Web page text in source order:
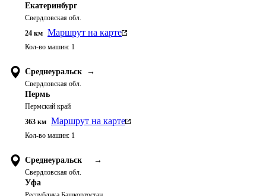
Екатеринбург
Свердловская обл.
24 км Маршрут на карте
Кол-во машин: 1
Среднеуральск →
Свердловская обл.
Пермь
Пермский край
363 км Маршрут на карте
Кол-во машин: 1
Среднеуральск →
Свердловская обл.
Уфа